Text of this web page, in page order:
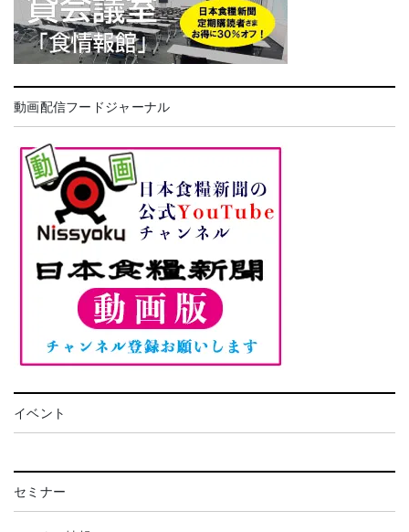
動画配信フードジャーナル
イベント
セミナー